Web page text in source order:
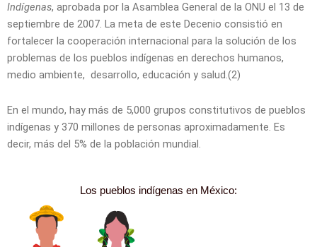
Indígenas, aprobada por la Asamblea General de la ONU el 13 de
septiembre de 2007. La meta de este Decenio consistió en
fortalecer la cooperación internacional para la solución de los
problemas de los pueblos indígenas en derechos humanos,
medio ambiente, desarrollo, educación y salud.(2)
En el mundo, hay más de 5,000 grupos constitutivos de pueblos
indígenas y 370 millones de personas aproximadamente. Es
decir, más del 5% de la población mundial.
Los pueblos indígenas en México: